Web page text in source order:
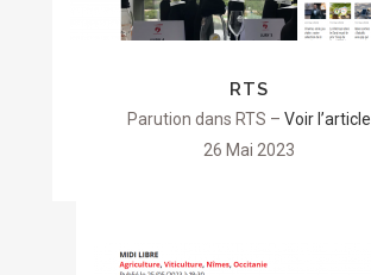
RTS
Parution dans RTS – Voir l’article
26 Mai 2023